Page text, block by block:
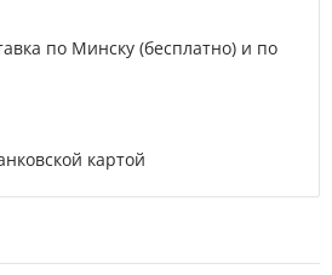
по Минску (бесплатно) и по
картой